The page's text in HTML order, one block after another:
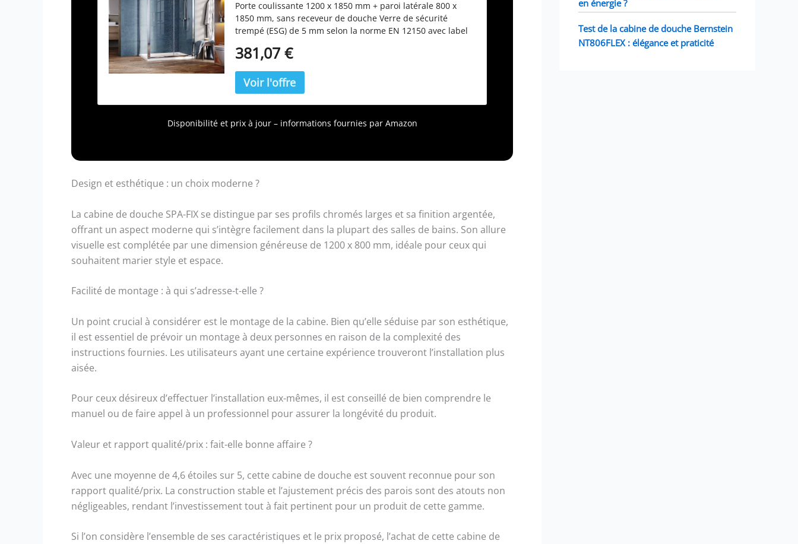
Porte coulissante 1200 x 1850 mm + paroi latérale 800 x
1850 mm, sans receveur de douche Verre de sécurité
trempé (ESG) de 5 mm selon la norme EN 12150 avec label
800 mm (780-800 mm) Roulettes de porte en acier
facile. En appuyant sur le bouton sur les dispositifs de
rouleau, vous pouvez pousser le verre vers l'avant pour
faciliter le nettoyage. 55 cm - L'acier inoxydable durable et
inoxydable contribue à une construction stable.
381,07 €
Disponibilité et prix à jour – informations fournies par Amazon
Design et esthétique : un choix moderne ?
La cabine de douche SPA-FIX se distingue par ses profils chromés larges et sa finition argentée,
offrant un aspect moderne qui s’intègre facilement dans la plupart des salles de bains. Son allure
visuelle est complétée par une dimension généreuse de 1200 x 800 mm, idéale pour ceux qui
souhaitent marier style et espace.
Facilité de montage : à qui s’adresse-t-elle ?
Un point crucial à considérer est le montage de la cabine. Bien qu’elle séduise par son esthétique,
il est essentiel de prévoir un montage à deux personnes en raison de la complexité des
instructions fournies. Les utilisateurs ayant une certaine expérience trouveront l’installation plus
aisée.
Pour ceux désireux d’effectuer l’installation eux-mêmes, il est conseillé de bien comprendre le
manuel ou de faire appel à un professionnel pour assurer la longévité du produit.
Valeur et rapport qualité/prix : fait-elle bonne affaire ?
Avec une moyenne de 4,6 étoiles sur 5, cette cabine de douche est souvent reconnue pour son
rapport qualité/prix. La construction stable et l’ajustement précis des parois sont des atouts non
négligeables, rendant l’investissement tout à fait pertinent pour un produit de cette gamme.
Si l’on considère l’ensemble de ses caractéristiques et le prix proposé, l’achat de cette cabine de
en énergie ?
Test de la cabine de douche Bernstein
NT806FLEX : élégance et praticité